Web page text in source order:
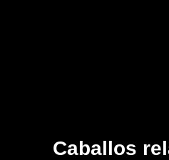
Caballos